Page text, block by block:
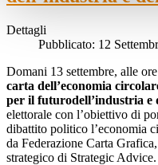
Dettagli
Pubblicato: 12
Domani 13 settembre, alle
carta dell’economia
per il futurodell’industria e
elettorale con l’obiettivo di
dibattito politico l’economia
da Federazione Carta
strategico di Strategic Advice.